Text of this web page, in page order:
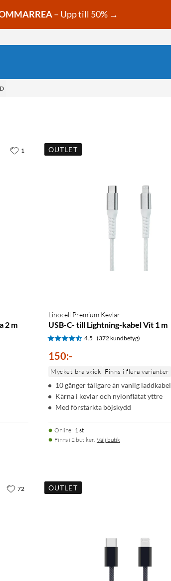
– Upp till 50% →
2 m
1 OUTLET
Linocell Premium Kevlar
USB-C- till Lightning-kabel Vit 1 m
4.5 (372 kundbetyg)
150:-
Mycket bra skick Finns i flera varianter
10 gånger tåligare än vanlig laddkabel
Kärna i kevlar och nylonflätat yttre
Med förstärkta böjskydd
Online: 1 st
Finns i 2 butiker. Välj butik
72 OUTLET